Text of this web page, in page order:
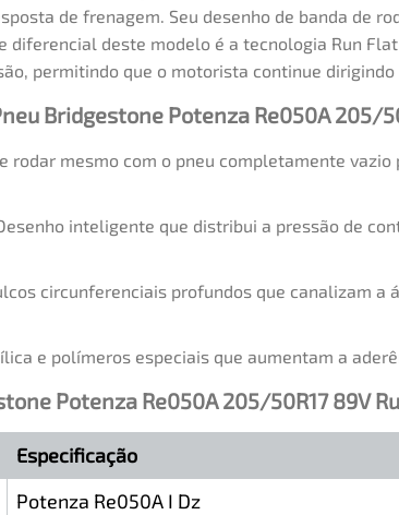
de frenagem. Seu desenho de banda de
diferencial deste modelo é a tecnologia Run
permitindo que o motorista continue
Bridgestone Potenza Re050A 205/
rodar mesmo com o pneu completamente
inteligente que distribui a pressão de
circunferenciais profundos que canalizam
e polímeros especiais que aumentam a
Potenza Re050A 205/50R17 89V
Especificação
Potenza Re050A I Dz